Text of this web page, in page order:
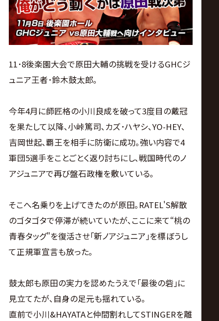
リ
ン
グ・
ノ
ア
公
式
サ
イ
ト
11･8後楽園大会で原田大輔の挑戦を受けるGHCジ
ュニア王者･鈴木鼓太郎｡
今年4月に師匠格の小川良成を破って3度目の戴冠
を果たして以降､小峠篤司､カズ･ハヤシ､YO-HEY､
吉岡世起､覇王を相手に防衛に成功｡強い内容で4
軍団5選手をことごとく返り討ちにし､戦国時代のノ
アジュニアで再び盤石政権を敷いている｡
そこへ名乗りを上げてきたのが原田｡RATEL'S解散
のゴタゴタで停滞が続いていたが､ここに来て“桃の
青春タッグ"を復活させ｢新ノアジュニア｣を標ぼうし
て正規軍宣言も放った｡
鼓太郎も原田の実力を認めたうえで｢最後の砦｣に
見立てたが､自身の足元も揺れている｡
直前で小川&HAYATAと仲間割れしてSTINGERを離